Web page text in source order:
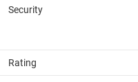
Security
Rating